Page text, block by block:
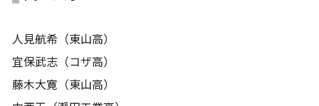
人見航希（東山高）
宜保武志（コザ高）
藤木大寛（東山高）